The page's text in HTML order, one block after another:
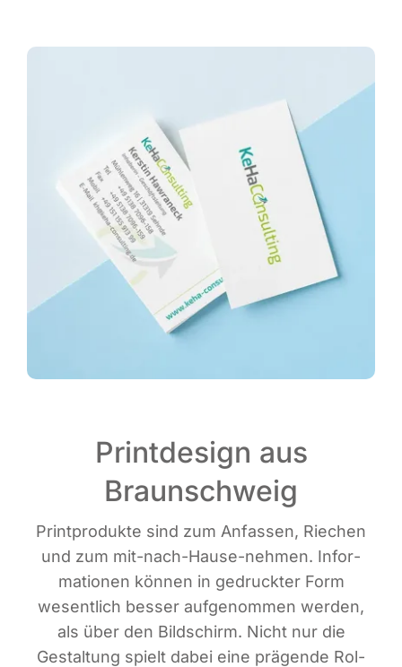
Printdesign aus
Braunschweig
Print­pro­duk­te sind zum Anfas­sen, Rie­chen
und zum mit-nach-Hau­se-neh­men. Infor­
ma­tio­nen kön­nen in gedruck­ter Form
wesent­lich bes­ser auf­ge­nom­men wer­den,
als über den Bild­schirm. Nicht nur die
Gestal­tung spielt dabei eine prä­gen­de Rol­